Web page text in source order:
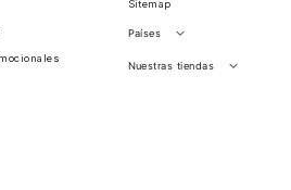
Sitemap
Países
Perú
Nuestras tiendas